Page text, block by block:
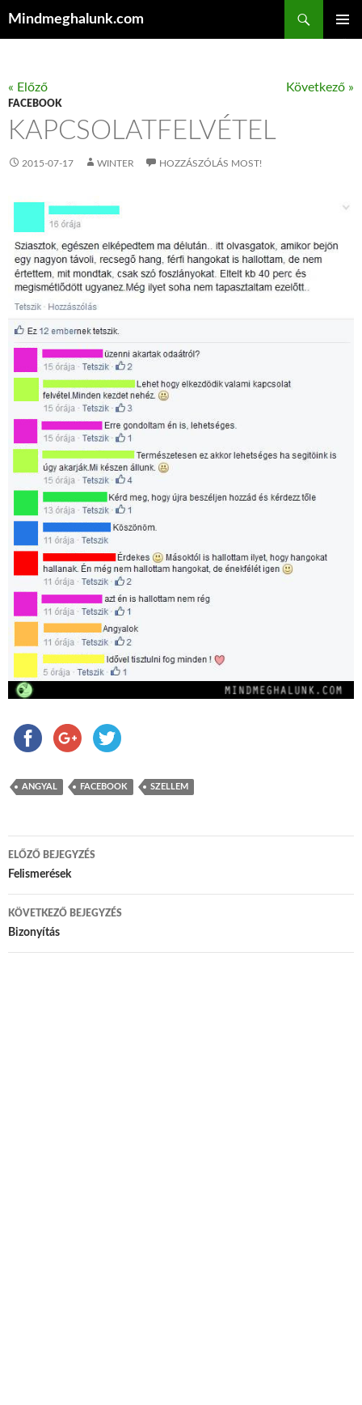
Mindmeghalunk.com
« Előző Következő »
FACEBOOK
KAPCSOLATFELVÉTEL
2015-07-17 WINTER HOZZÁSZÓLÁS MOST!
ANGYAL FACEBOOK SZELLEM
Bejegyzés navigáció
ELŐZŐ BEJEGYZÉS
Felismerések
KÖVETKEZŐ BEJEGYZÉS
Bizonyítás